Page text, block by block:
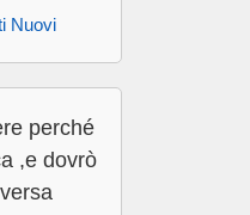
Nuovi
perché
,e dovrò